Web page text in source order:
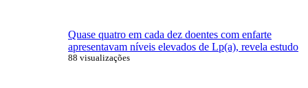
Quase quatro em cada dez doentes com enfarte
apresentavam níveis elevados de Lp(a), revela estudo
88 visualizações